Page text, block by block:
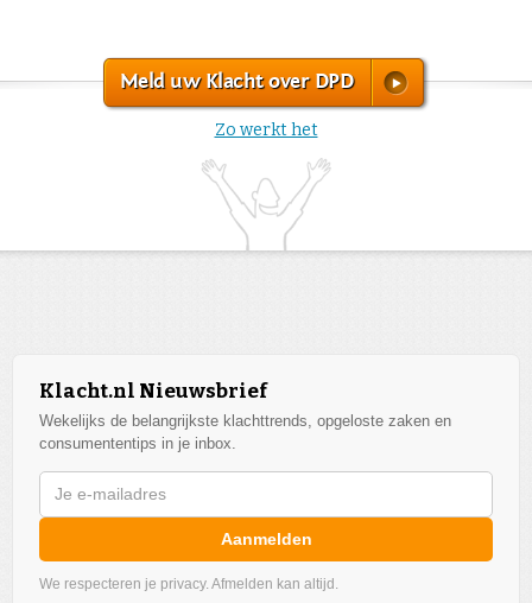
Meld uw Klacht over DPD
Zo werkt het
Klacht.nl Nieuwsbrief
Wekelijks de belangrijkste klachttrends, opgeloste zaken en
consumententips in je inbox.
Aanmelden
We respecteren je privacy. Afmelden kan altijd.